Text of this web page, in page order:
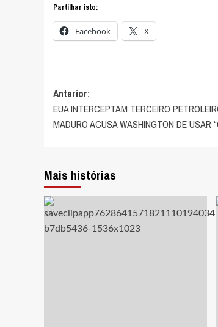
Partilhar isto:
Facebook X
Navegação
de
artigos
Anterior:
EUA INTERCEPTAM TERCEIRO
MADURO ACUSA WASHINGTON DE USAR
Mais histórias